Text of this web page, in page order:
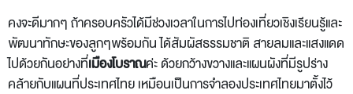
คงจะดีมากๆ ถ้าครอบครัวได้มีช่วงเวลาในการไปท่องเที่ยวเชิงเรียนรู้และ
พัฒนาทักษะของลูกๆพร้อมกัน ได้สัมผัสธรรมชาติ สายลมและแสงแดด
ไปด้วยกันอย่างที่เมืองโบราณค่ะ ด้วยกว้างขวางและแผนผังที่มีรูปร่าง
คล้ายกับแผนที่ประเทศไทย เหมือนเป็นการจำลองประเทศไทยมาตั้งไว้